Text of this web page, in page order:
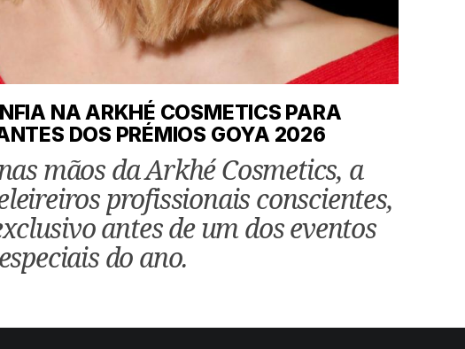
NA ARKHÉ COSMETICS PARA
DOS PRÉMIOS GOYA 2026
mãos da Arkhé Cosmetics, a
profissionais conscientes,
antes de um dos eventos
do ano.